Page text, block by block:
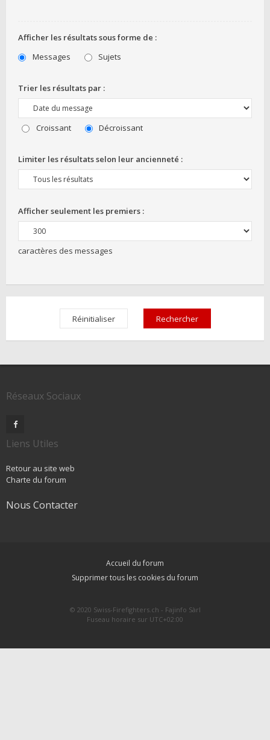
Afficher les résultats sous forme de :
Messages
Sujets
Trier les résultats par :
Croissant Décroissant
Limiter les résultats selon leur ancienneté :
Afficher seulement les premiers :
caractères des messages
Réseaux Sociaux
Liens Utiles
Retour au site web
Charte du forum
Nous Contacter
Accueil du forum
Supprimer tous les cookies du forum
© 2020 Swiss-Firefighters.ch - Fajinfo Sàrl
Fuseau horaire sur UTC+02:00